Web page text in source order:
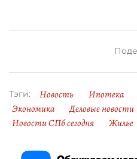
Тэги: Новость Ипотека
Экономика
Деловые новости
Новости СПб сегодня
Жилье